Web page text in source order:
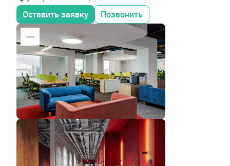
Оставить заявку Позвонить